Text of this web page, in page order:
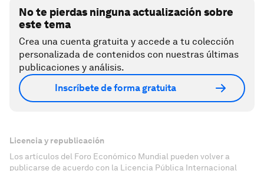
No te pierdas ninguna actualización sobre
este tema
Crea una cuenta gratuita y accede a tu colección
personalizada de contenidos con nuestras últimas
publicaciones y análisis.
Inscríbete de forma gratuita
Licencia y republicación
Los artículos del Foro Económico Mundial pueden volver a
publicarse de acuerdo con la Licencia Pública Internacional